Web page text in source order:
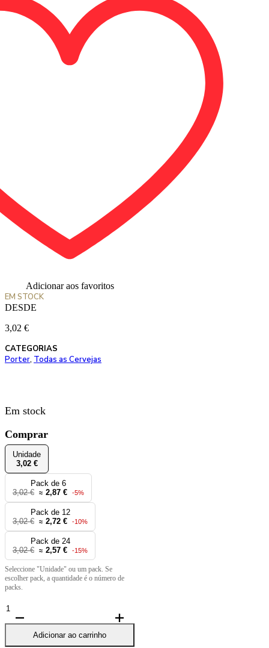
Adicionar aos favoritos
EM STOCK
DESDE
3,02 €
CATEGORIAS
Porter, Todas as Cervejas
Em stock
Comprar
Unidade
3,02 €
Pack de 6
3,02 €
≈ 2,87 € -5%
Pack de 12
3,02 €
≈ 2,72 € -10%
Pack de 24
3,02 €
≈ 2,57 € -15%
Seleccione "Unidade" ou um pack. Se
escolher pack, a quantidade é o número de
packs.
Quantidade
Pohjala
-
Adicionar ao carrinho